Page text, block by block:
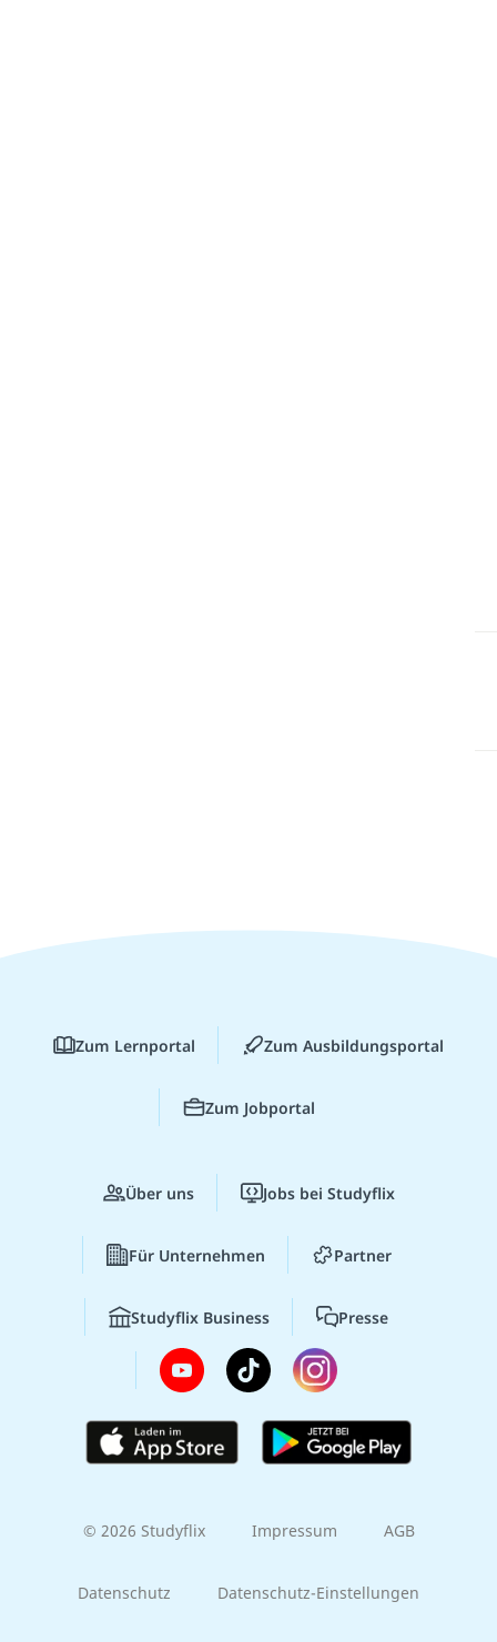
Zum Lernportal Zum Ausbildungsportal
Zum Jobportal
Über uns Jobs bei Studyflix
Für Unternehmen Partner
Studyflix Business Presse
© 2026 Studyflix Impressum AGB
Datenschutz Datenschutz-Einstellungen